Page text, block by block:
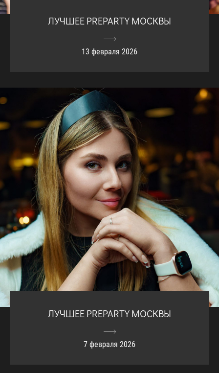
ЛУЧШЕЕ PREPARTY МОСКВЫ
13 февраля 2026
ЛУЧШЕЕ PREPARTY МОСКВЫ
7 февраля 2026